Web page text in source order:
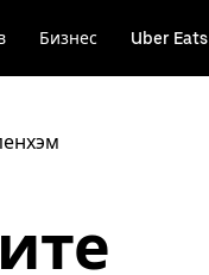
Бизнес Uber Eats